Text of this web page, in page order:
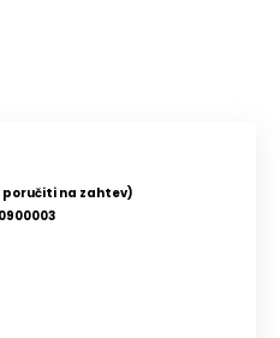
poručiti na zahtev)